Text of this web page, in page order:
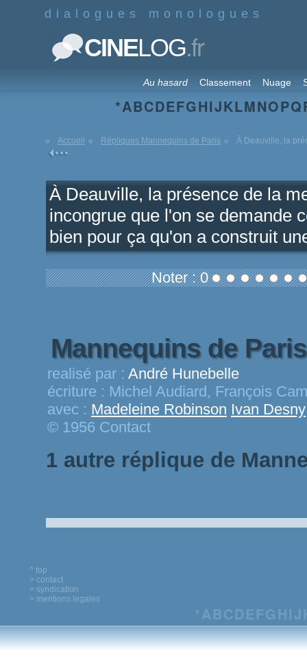
dialogues monologues
CINELOG.fr
Au hasard Classement Nuage
*ABCDEFGHIJKLMNOPQ
Accueil Répliques Mannequins de Paris À Deauville, la
À Deauville, la présence de la
incongrue que l'on se demande
bien pour ça qu'on a construit
Noter : 0
Mannequins de
realisé par : André Hunebelle
écriture : Michel Audiard, François
avec : Madeleine Robinson Ivan Desny
© 1956 Contact
1 autre réplique de
^ top
> contact
> syndication
> mentions legales
*ABCDEFG HIJ